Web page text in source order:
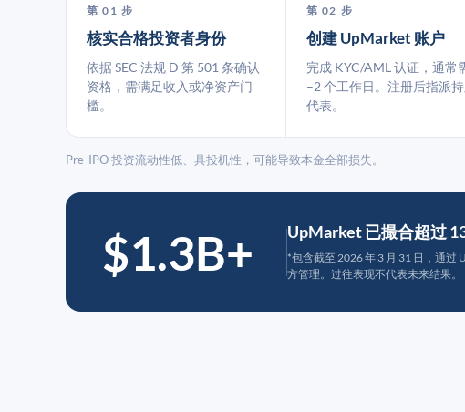
第 01 步
核实合格投资者身份
依据 SEC 法规 D 第 501 条确认
资格，需满足收入或净资产门
槛。
第 02 步
创建 UpMarket 账户
完成 KYC/AML 认证，通常
–2 个工作日。注册后指派
代表。
Pre-IPO 投资流动性低、具投机性，可能导致本金全部损失。
$1.3B+ UpMarket 已撮合超过
*包含截至 2026 年 3 月 31 日，通
方管理。过往表现不代表未来结果。